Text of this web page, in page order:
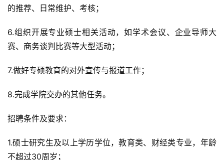
的推荐、日常维护、考核；
6.组织开展专业硕士相关活动，如学术会议、企业导师大
赛、商务谈判比赛等大型活动；
7.做好专硕教育的对外宣传与报道工作；
8.完成学院交办的其他任务。
招聘条件及要求：
1.硕士研究生及以上学历学位，教育类、财经类专业，年龄
不超过30周岁；